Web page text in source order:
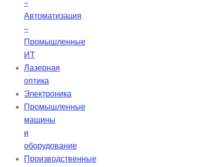
–
Автоматизация
–
Промышленные
ИТ
Лазерная
оптика
Электроника
Промышленные
машины
и
оборудование
Производственные